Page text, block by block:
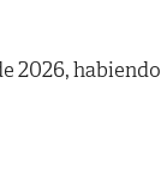
2026, habiendo